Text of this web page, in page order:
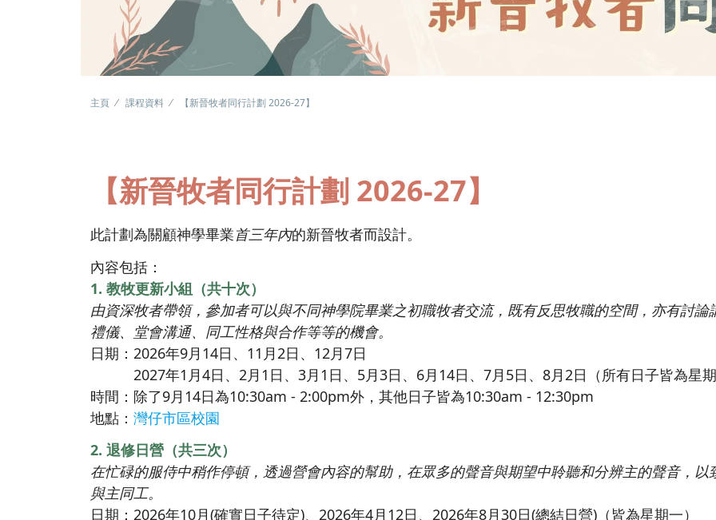
主頁 課程資料 【新晉牧者同行計劃 2026-27】
【新晉牧者同行計劃 2026-27】
此計劃為關顧神學畢業首三年內的新晉牧者而設計。
內容包括：
1. 教牧更新小組（共十次）
由資深牧者帶領，參加者可以與不同神學院畢業之初職牧者交流，既有反思牧職的空間，亦有討論
禮儀、堂會溝通、同工性格與合作等等的機會。
日期：2026年9月14日、11月2日、12月7日
2027年1月4日、2月1日、3月1日、5月3日、6月14日、7月5日、8月2日（所有日子皆為星
時間：除了9月14日為10:30am - 2:00pm外，其他日子皆為10:30am - 12:30pm
地點：灣仔市區校園
2. 退修日營（共三次）
在忙碌的服侍中稍作停頓，透過營會內容的幫助，在眾多的聲音與期望中聆聽和分辨主的聲音，以
與主同工。
日期：2026年10月(確實日子待定)、2026年4月12日、2026年8月30日(總結日營)（皆為星期一）